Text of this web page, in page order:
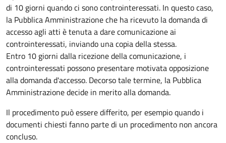
di 10 giorni quando ci sono controinteressati. In questo caso,
la Pubblica Amministrazione che ha ricevuto la domanda di
accesso agli atti è tenuta a dare comunicazione ai
controinteressati, inviando una copia della stessa.
Entro 10 giorni dalla ricezione della comunicazione, i
controinteressati possono presentare motivata opposizione
alla domanda d'accesso. Decorso tale termine, la Pubblica
Amministrazione decide in merito alla domanda.
Il procedimento può essere differito, per esempio quando i
documenti chiesti fanno parte di un procedimento non ancora
concluso.